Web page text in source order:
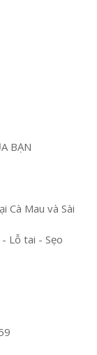
BẠN
Cà Mau và Sài
Lỗ tai - Sẹo